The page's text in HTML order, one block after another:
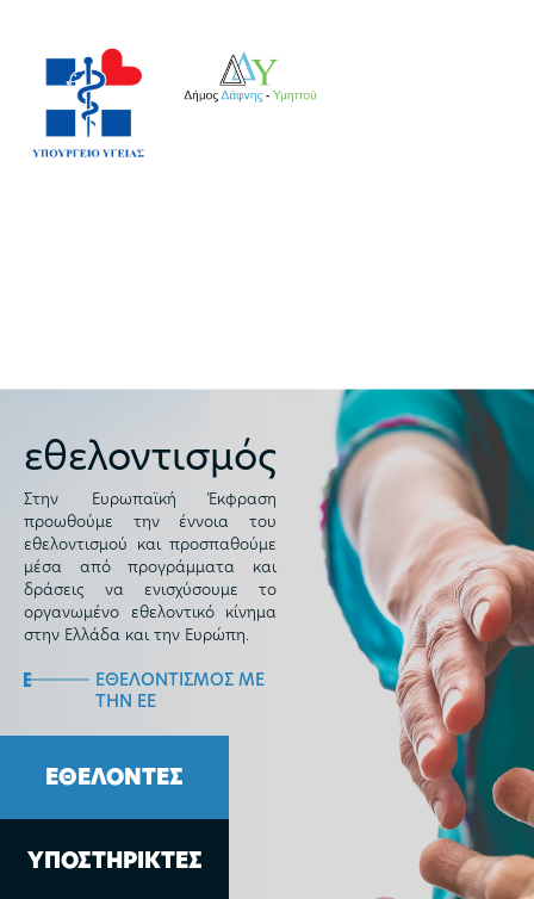
εθελοντισμός
Στην Ευρωπαϊκή Έκφραση
προωθούμε την έννοια του
εθελοντισμού και προσπαθούμε
μέσα από προγράμματα και
δράσεις να ενισχύσουμε το
οργανωμένο εθελοντικό κίνημα
στην Ελλάδα και την Ευρώπη.
ΕΘΕΛΟΝΤΙΣΜΟΣ ΜΕ
ΤΗΝ ΕΕ
ΕΘΕΛΟΝΤΕΣ
ΥΠΟΣΤΗΡΙΚΤΕΣ